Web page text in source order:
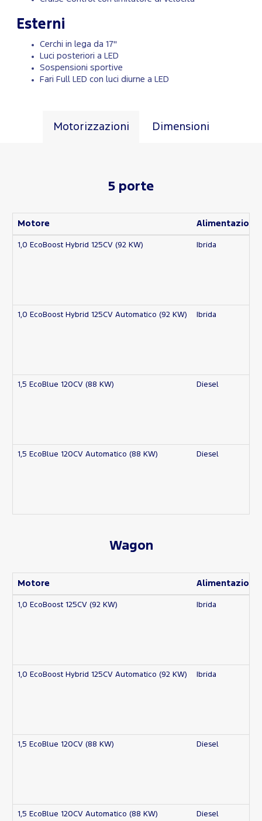
Esterni
Cerchi in lega da 17"
Luci posteriori a LED
Sospensioni sportive
Fari Full LED con luci diurne a LED
Motorizzazioni Dimensioni
5 porte
Motore Alimentazione
1,0 EcoBoost Hybrid 125CV (92 KW) Ibrida
1,0 EcoBoost Hybrid 125CV Automatico (92 KW) Ibrida
1,5 EcoBlue 120CV (88 KW) Diesel
1,5 EcoBlue 120CV Automatico (88 KW) Diesel
Wagon
Motore Alimentazione
1,0 EcoBoost 125CV (92 KW) Ibrida
1,0 EcoBoost Hybrid 125CV Automatico (92 KW) Ibrida
1,5 EcoBlue 120CV (88 KW) Diesel
1,5 EcoBlue 120CV Automatico (88 KW) Diesel